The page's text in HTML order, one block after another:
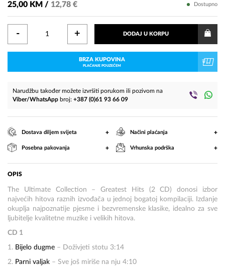
Greatest
Hits
(2
CD)
25,00 KM / 12,78 € Dostupno
- + DODAJ U KORPU
BRZA KUPOVINA
PLAĆANJE POUZEĆEM
Narudžbu također možete izvršiti porukom ili pozivom na
Viber/WhatsApp broj: +387 (0)61 93 66 09
Dostava diljem svijeta + Načini plaćanja +
Posebna pakovanja + Vrhunska podrška +
OPIS
The Ultimate Collection – Greatest Hits (2 CD) donosi izbor
najvećih hitova raznih izvođača u jednoj bogatoj kompilaciji. Izdanje
okuplja najpoznatije pjesme i bezvremenske klasike, idealno za sve
ljubitelje kvalitetne muzike i velikih hitova.
CD 1
1. Bijelo dugme – Doživjeti stotu 3:14
2. Parni valjak – Sve još miriše na nju 4:10